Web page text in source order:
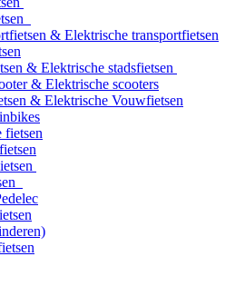
& Elektrische transportfietsen
& Elektrische stadsfietsen
& Elektrische scooters
& Elektrische Vouwfietsen
fietsen